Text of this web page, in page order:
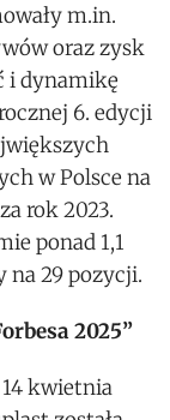
m.in.
oraz zysk
i dynamikę
6. edycji
w Polsce na
rok 2023.
ponad 1,1
na 29 pozycji.
2025”
kwietnia